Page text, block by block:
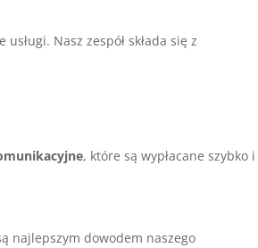
Nasz zespół składa się z
, które są wypłacane szybko i
najlepszym dowodem naszego